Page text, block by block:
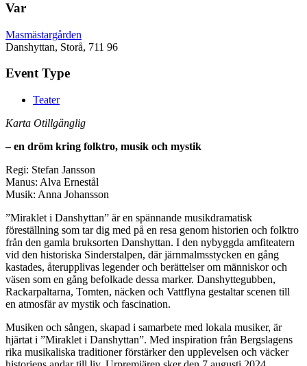
Var
Masmästargården
Danshyttan, Storå, 711 96
Event Type
Teater
Karta Otillgänglig
– en dröm kring folktro, musik och mystik
Regi: Stefan Jansson
Manus: Alva Ernestål
Musik: Anna Johansson
”Miraklet i Danshyttan” är en spännande musikdramatisk
föreställning som tar dig med på en resa genom historien och folktro
från den gamla bruksorten Danshyttan. I den nybyggda amfiteatern
vid den historiska Sinderstalpen, där järnmalmsstycken en gång
kastades, återupplivas legender och berättelser om människor och
väsen som en gång befolkade dessa marker. Danshyttegubben,
Rackarpaltarna, Tomten, näcken och Vattflyna gestaltar scenen till
en atmosfär av mystik och fascination.
Musiken och sången, skapad i samarbete med lokala musiker, är
hjärtat i ”Miraklet i Danshyttan”. Med inspiration från Bergslagens
rika musikaliska traditioner förstärker den upplevelsen och väcker